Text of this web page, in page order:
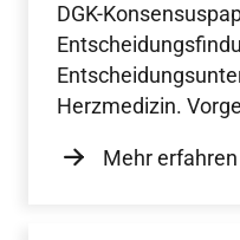
DGK-
Herzmedizin.
Mehr erfahren